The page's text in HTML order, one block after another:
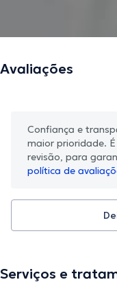
Avaliações
Confiança e
maior prioridade.
revisão, para
política de
Serviços e